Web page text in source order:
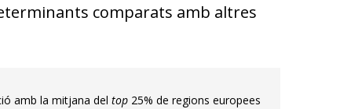
comparats amb altres
amb la mitjana del top25% de regions europees